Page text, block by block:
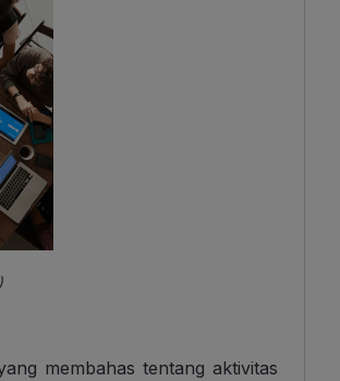
membahas tentang aktivitas